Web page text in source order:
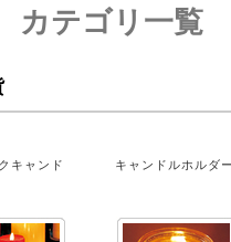
カテゴリ一覧
キャンド
キャンドルホルダ